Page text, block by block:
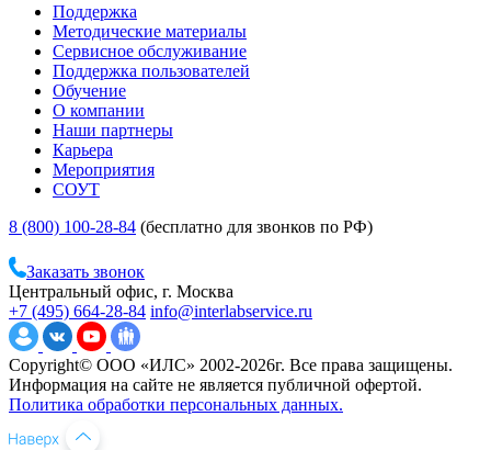
Поддержка
Методические материалы
Сервисное обслуживание
Поддержка пользователей
Обучение
О компании
Наши партнеры
Карьера
Мероприятия
СОУТ
8 (800) 100-28-84 (бесплатно для звонков по РФ)
Заказать звонок
Центральный офис, г. Москва
+7 (495) 664-28-84 info@interlabservice.ru
Copyright© ООО «ИЛС» 2002-2026г. Все права защищены.
Информация на сайте не является публичной офертой.
Политика обработки персональных данных.